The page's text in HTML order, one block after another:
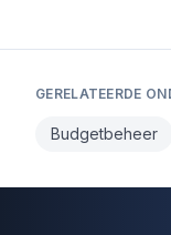
GERELATEERDE
Budgetbeheer